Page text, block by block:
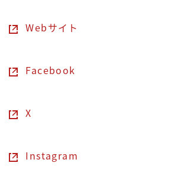
Webサイト
Facebook
X
Instagram